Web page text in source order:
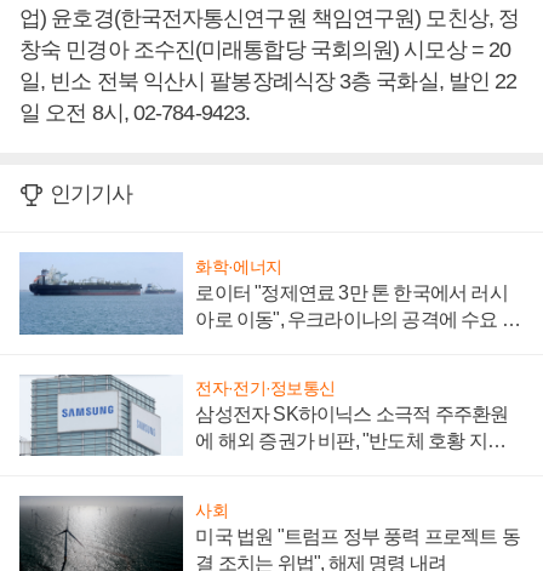
업) 윤호경(한국전자통신연구원 책임연구원) 모친상, 정
창숙 민경아 조수진(미래통합당 국회의원) 시모상 = 20
일, 빈소 전북 익산시 팔봉장례식장 3층 국화실, 발인 22
일 오전 8시, 02-784-9423.
인기기사
화학·에너지
로이터 "정제연료 3만 톤 한국에서 러시
아로 이동", 우크라이나의 공격에 수요 늘
전자·전기·정보통신
삼성전자 SK하이닉스 소극적 주주환원
에 해외 증권가 비판, "반도체 호황 지속
사회
미국 법원 "트럼프 정부 풍력 프로젝트 동
결 조치는 위법", 해제 명령 내려